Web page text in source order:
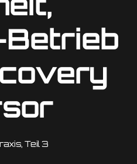
Teil 3